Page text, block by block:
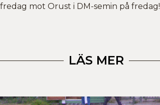
mot Orust i DM-semin på fredag!
LÄS MER